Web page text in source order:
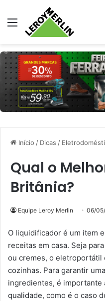
Menu
Início / Dicas /
Qual o
Britânia?
Equipe Leroy Merlin 06/
O liquidificador é um item
receitas em casa. Seja
ou cremes, o eletroportátil
cozinhas. Para garantir
ingredientes, é importante
qualidade, como é o caso